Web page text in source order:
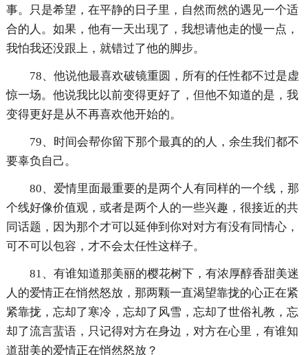
事。只是希望，在平静的日子里，自然而然的遇见一个适
合的人。如果，他有一天出现了，我想请他走的慢一点，
我怕我还没跟上，就错过了他的脚步。
78、他说他最喜欢破镜重圆，所有的任性都不过是虚
惊一场。他说我比以前变得更好了，但他不知道的是，我
变得更好是从不再喜欢他开始的。
79、时间会帮你留下那个最真的的人，余生我们都不
要辜负自己。
80、爱情里面最重要的是两个人有同样的一个线，那
个线好像价值观，或者是两个人的一些兴趣，很接近的共
同话题，因为那个才可以延伸到你对对方有没有同情心，
可不可以包容，才不会太任性这样子。
81、有谁知道那美丽的樱花树下，有浓厚醇香甜美迷
人的爱情正在悄然怒放，那两颗一直渴望靠拢的心正在紧
紧靠拢，忘却了寒冷，忘却了风雪，忘却了世俗礼教，忘
却了流言蜚语，只记得对方在身边，对方在心里，有谁知
道甜美的爱情正在悄然怒放？